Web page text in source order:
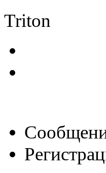
Triton